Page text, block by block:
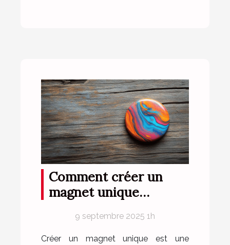
Comment créer un
magnet unique
votre style ?
9 septembre 2025 1h
Créer un magnet unique est une